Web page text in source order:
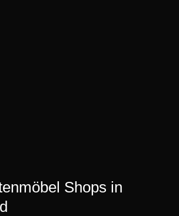
Shops in